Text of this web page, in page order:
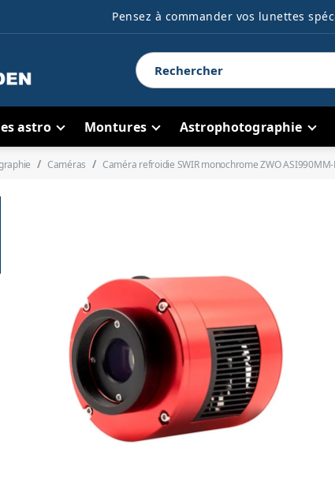
Pensez à commander vos lunettes
astro Montures Astrophotographie
Caméras Caméra refroidie SWIR monochrome ZWO ASI990MM-